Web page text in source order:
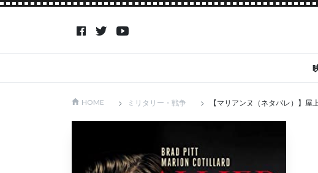
HOME ミリタリー・戦争 【マリアンヌ（ネタバレ）】